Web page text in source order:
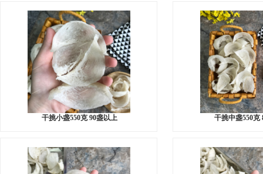
干挑小盏550克 90盏以上 干挑中盏550克